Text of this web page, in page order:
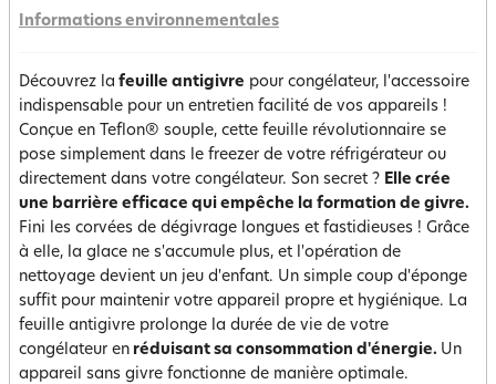
Informations environnementales
Découvrez la feuille antigivre pour congélateur, l'accessoire
indispensable pour un entretien facilité de vos appareils !
Conçue en Teflon® souple, cette feuille révolutionnaire se
pose simplement dans le freezer de votre réfrigérateur ou
directement dans votre congélateur. Son secret ? Elle crée
une barrière efficace qui empêche la formation de givre.
Fini les corvées de dégivrage longues et fastidieuses ! Grâce
à elle, la glace ne s'accumule plus, et l'opération de
nettoyage devient un jeu d'enfant. Un simple coup d'éponge
suffit pour maintenir votre appareil propre et hygiénique. La
feuille antigivre prolonge la durée de vie de votre
congélateur en réduisant sa consommation d'énergie. Un
appareil sans givre fonctionne de manière optimale.